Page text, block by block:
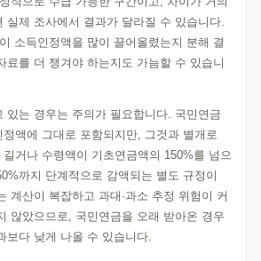
실제 조사에서 결과가 달라질 수 있습니다.
소득인정액을 많이 끌어올렸는지 분해 결
료를 더 챙겨야 하는지도 가늠할 수 있습니
있는 경우는 주의가 필요합니다. 국민연금
액에 그대로 포함되지만, 그것과 별개로
거나 수령액이 기초연금액의 150%를 넘으
까지 단계적으로 감액되는 별도 규정이
계산이 복잡하고 과대·과소 추정 위험이 커
않았으므로, 국민연금을 오래 받아온 경우
보다 낮게 나올 수 있습니다.